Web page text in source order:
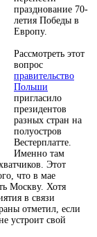
празднование 70-
летия Победы в
Европу.
Рассмотреть этот
вопрос
правительство
Польши
пригласило
президентов
разных стран на
полуостров
Вестерплатте.
Именно там
Этот
что в мае
Москву. Хотя
в связи
отметил, если
устроит свой